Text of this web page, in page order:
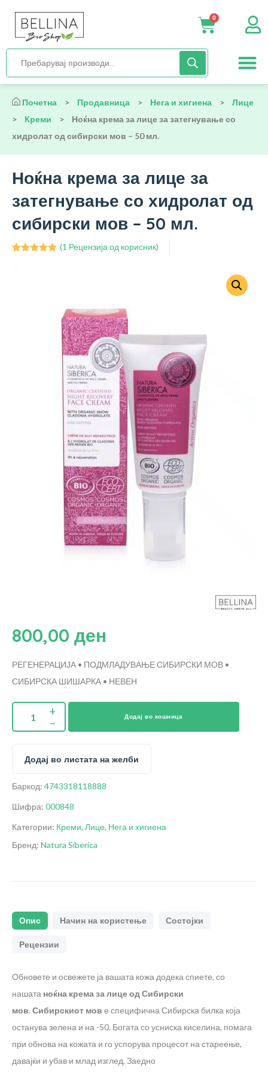
0
Почетна > Продавница > Нега и хигиена >
Лице
>
Креми >
Ноќна крема за лице за затегнување со
хидролат од сибирски мов – 50 мл.
Ноќна крема за лице за
затегнување со хидролат од
сибирски мов – 50 мл.
(1 Рецензија од корисник)
800,00 ден
РЕГЕНЕРАЦИЈА • ПОДМЛАДУВАЊЕСИБИРСКИ МОВ •
СИБИРСКА ШИШАРКА • НЕВЕН
Додај во кошница
Додај во листата на желби
Баркод: 4743318118888
Шифра: 000848
Категории: Креми, Лице, Нега и хигиена
Бренд: Natura Siberica
Опис Начин на користење Состојки
Рецензии
Обновете и освежете ја вашата кожа додека спиете, со
нашата ноќна крема за лице од Сибирски
мов. Сибирскиот мов е специфична Сибирска билка која
останува зелена и на -50. Богата со усниска киселина, помага
при обнова на кожата и го успорува процесот на стареење,
давајќи и убав и млад изглед. Заедно